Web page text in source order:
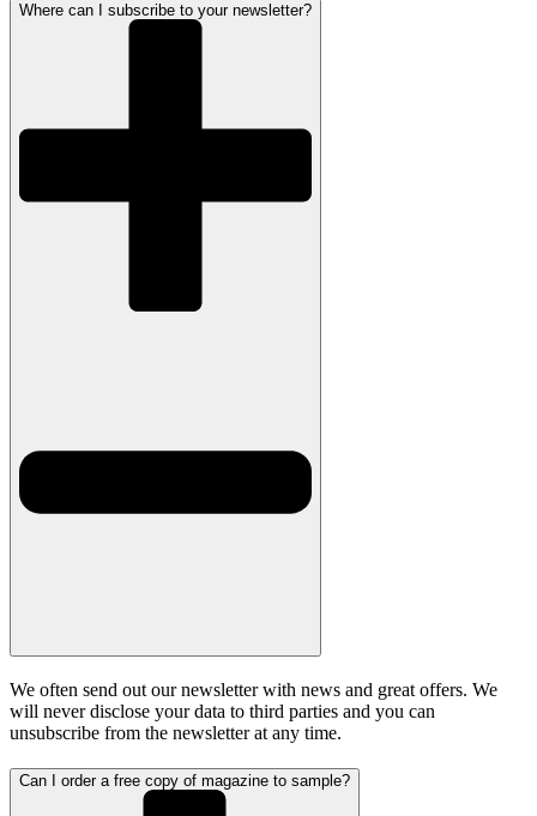
Where can I subscribe to your newsletter?
We often send out our newsletter with news and great offers. We
will never disclose your data to third parties and you can
unsubscribe from the newsletter at any time.
Can I order a free copy of magazine to sample?